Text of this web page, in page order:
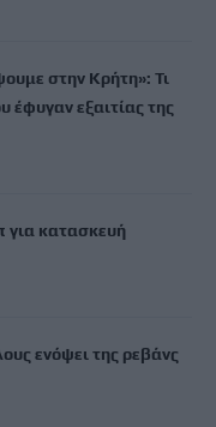
στην Κρήτη»: Τι
έφυγαν εξαιτίας της
για κατασκευή
ενόψει της ρεβάνς